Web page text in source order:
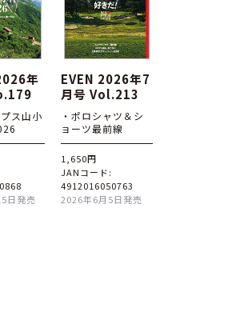
年
ス山小
日発売
EVEN 2026年7
月号 Vol.213
・ポロシャツ＆シ
ョーツ最前線
1,650円
JANコード:
4912016050763
2026年6月5日発売